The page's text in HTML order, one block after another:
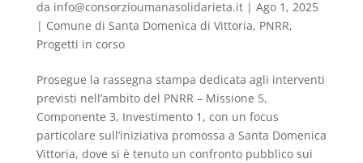
da info@consorzioumanasolidarieta.it| Ago 1, 2025
| Comune di Santa Domenica di Vittoria, PNRR,
Progetti in corso
Prosegue la rassegna stampa dedicata agli interventi
previsti nell’ambito del PNRR – Missione 5,
Componente 3, Investimento 1, con un focus
particolare sull’iniziativa promossa a Santa Domenica
Vittoria, dove si è tenuto un confronto pubblico sui